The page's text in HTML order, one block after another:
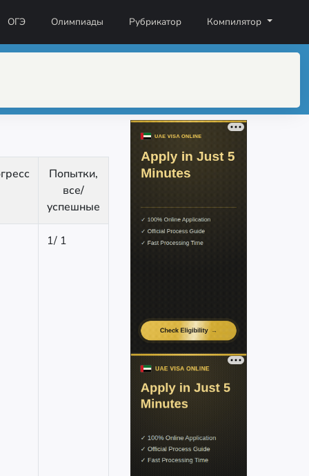
ОГЭ Олимпиады Рубрикатор Компилятор
Попытки,
все/
успешные
1/ 1